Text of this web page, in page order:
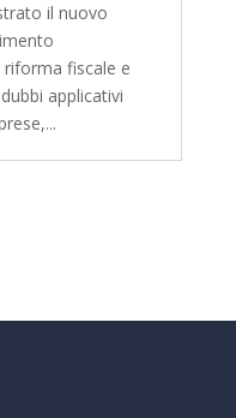
il nuovo
fiscale e
applicativi